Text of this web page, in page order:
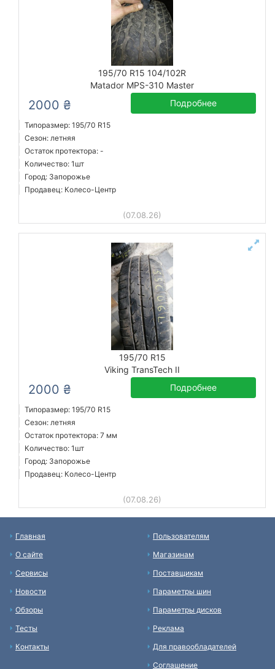
195/70 R15 104/102R
Matador MPS-310 Master
2000 ₴ Подробнее
Типоразмер: 195/70 R15
Сезон: летняя
Остаток протектора: -
Количество: 1шт
Город: Запорожье
Продавец: Колесо-Центр
(07.08.26)
195/70 R15
Viking TransTech II
2000 ₴ Подробнее
Типоразмер: 195/70 R15
Сезон: летняя
Остаток протектора: 7 мм
Количество: 1шт
Город: Запорожье
Продавец: Колесо-Центр
(07.08.26)
Главная
О сайте
Сервисы
Новости
Обзоры
Тесты
Контакты
Пользователям
Магазинам
Поставщикам
Параметры шин
Параметры дисков
Реклама
Для правообладателей
Соглашение